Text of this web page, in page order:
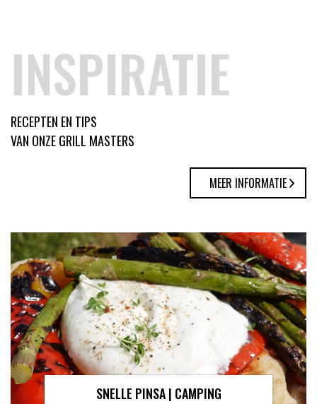
INSPIRATIE
RECEPTEN EN TIPS
VAN ONZE GRILL MASTERS
MEER INFORMATIE
SNELLE PINSA | CAMPING